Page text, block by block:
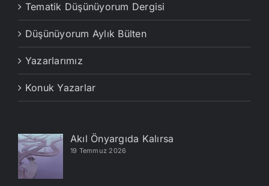
Tematik Düşünüyorum Dergisi
Düşünüyorum Aylık Bülten
Yazarlarımız
Konuk Yazarlar
Akıl Önyargıda Kalırsa
19 Temmuz 2026